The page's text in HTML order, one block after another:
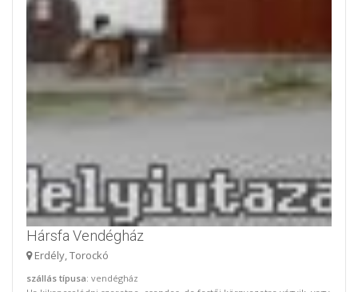
Hársfa Vendégház
Erdély, Torockó
szállás típusa: vendégház